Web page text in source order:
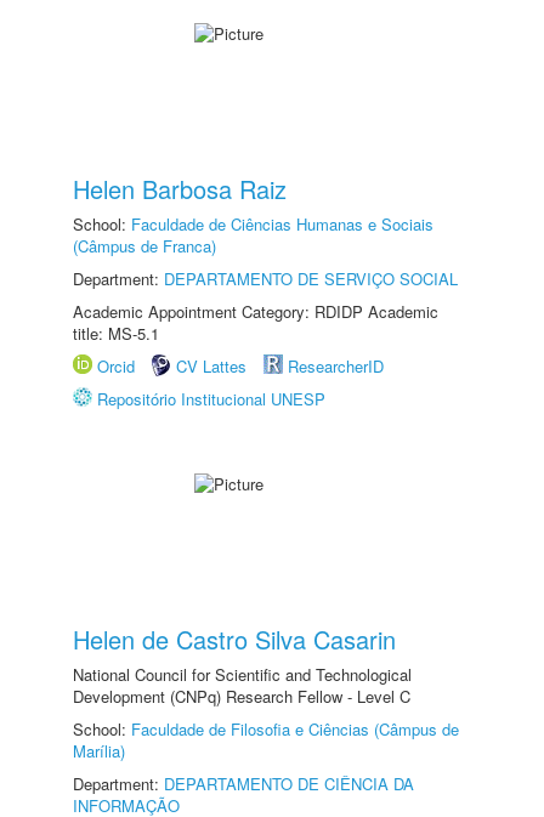
Helen Barbosa Raiz
School: Faculdade de Ciências Humanas e Sociais
(Câmpus de Franca)
Department: DEPARTAMENTO DE SERVIÇO SOCIAL
Academic Appointment Category: RDIDP Academic
title: MS-5.1
Orcid
CV Lattes
ResearcherID
Repositório Institucional UNESP
Helen de Castro Silva Casarin
National Council for Scientific and Technological
Development (CNPq) Research Fellow - Level C
School: Faculdade de Filosofia e Ciências (Câmpus de
Marília)
Department: DEPARTAMENTO DE CIÊNCIA DA
INFORMAÇÃO